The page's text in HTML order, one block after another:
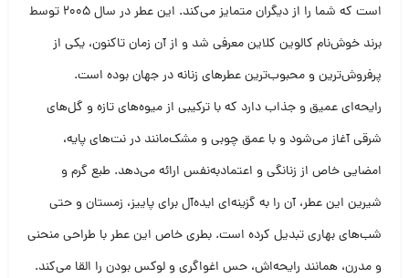
است که شما را از دیگران متمایز می‌کند. این عطر در سال ۲۰۰۵ توسط
برند خوش‌نام کالوین کلاین معرفی شد و از آن زمان تاکنون، یکی از
پرفروش‌ترین و محبوب‌ترین عطرهای زنانه در جهان بوده است.
رایحه‌ای عمیق و جذاب دارد که با ترکیبی از میوه‌های تازه و گل‌های
شرقی آغاز می‌شود و با عمق چوبی و مشک‌مانند در نت‌های پایه،
امضایی خاص از زنانگی و اعتمادبه‌نفس ارائه می‌دهد. طبع گرم و
شیرین این عطر، آن را به گزینه‌ای ایده‌آل برای پاییز، زمستان و حتی
شب‌های بهاری تبدیل کرده است. بطری خاص این عطر با طراحی منحنی
و مدرن، همانند رایحه‌اش، حس اغواگری و لوکس بودن را القا می‌کند.